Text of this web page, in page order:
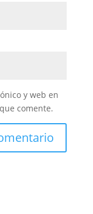
y web en
comente.